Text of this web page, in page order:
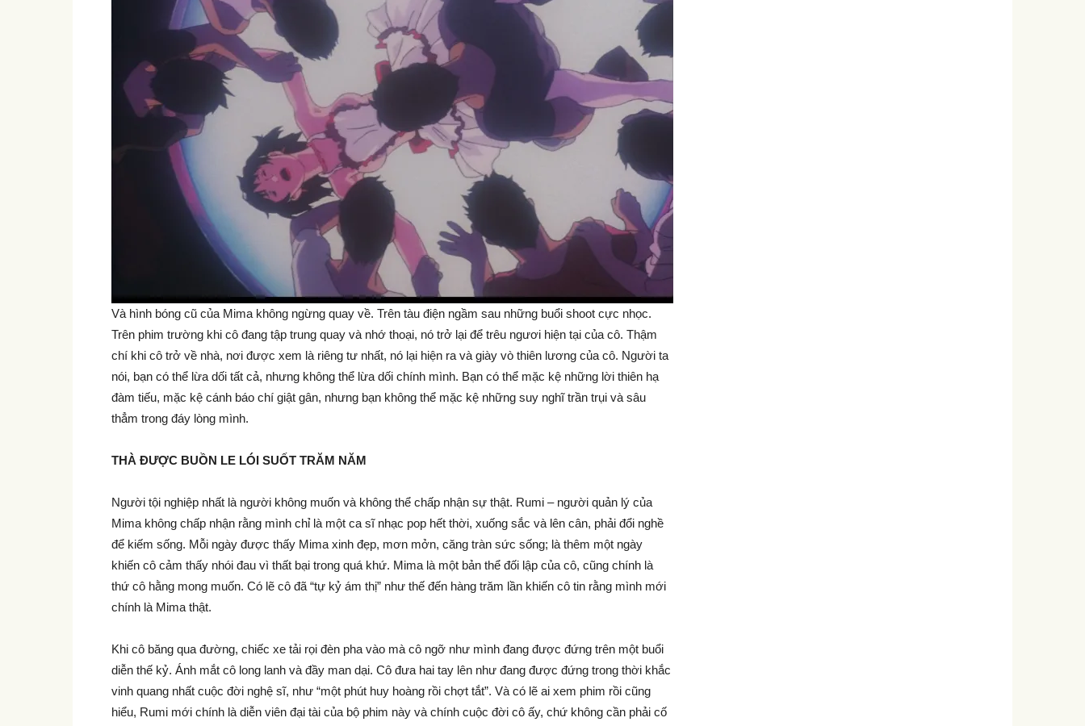
Và hình bóng cũ của Mima không ngừng quay về. Trên tàu điện ngầm sau những buổi shoot cực nhọc.
Trên phim trường khi cô đang tập trung quay và nhớ thoại, nó trở lại để trêu ngươi hiện tại của cô. Thậm
chí khi cô trở về nhà, nơi được xem là riêng tư nhất, nó lại hiện ra và giày vò thiên lương của cô. Người ta
nói, bạn có thể lừa dối tất cả, nhưng không thể lừa dối chính mình. Bạn có thể mặc kệ những lời thiên hạ
đàm tiếu, mặc kệ cánh báo chí giật gân, nhưng bạn không thể mặc kệ những suy nghĩ trần trụi và sâu
thẳm trong đáy lòng mình.
THÀ ĐƯỢC BUỒN LE LÓI SUỐT TRĂM NĂM
Người tội nghiệp nhất là người không muốn và không thể chấp nhận sự thật. Rumi – người quản lý của
Mima không chấp nhận rằng mình chỉ là một ca sĩ nhạc pop hết thời, xuống sắc và lên cân, phải đổi nghề
để kiếm sống. Mỗi ngày được thấy Mima xinh đẹp, mơn mởn, căng tràn sức sống; là thêm một ngày
khiến cô cảm thấy nhói đau vì thất bại trong quá khứ. Mima là một bản thể đối lập của cô, cũng chính là
thứ cô hằng mong muốn. Có lẽ cô đã “tự kỷ ám thị” như thế đến hàng trăm lần khiến cô tin rằng mình mới
chính là Mima thật.
Khi cô băng qua đường, chiếc xe tải rọi đèn pha vào mà cô ngỡ như mình đang được đứng trên một buổi
diễn thế kỷ. Ánh mắt cô long lanh và đầy man dại. Cô đưa hai tay lên như đang được đứng trong thời khắc
vinh quang nhất cuộc đời nghệ sĩ, như “một phút huy hoàng rồi chợt tắt”. Và có lẽ ai xem phim rồi cũng
hiểu, Rumi mới chính là diễn viên đại tài của bộ phim này và chính cuộc đời cô ấy, chứ không cần phải cố